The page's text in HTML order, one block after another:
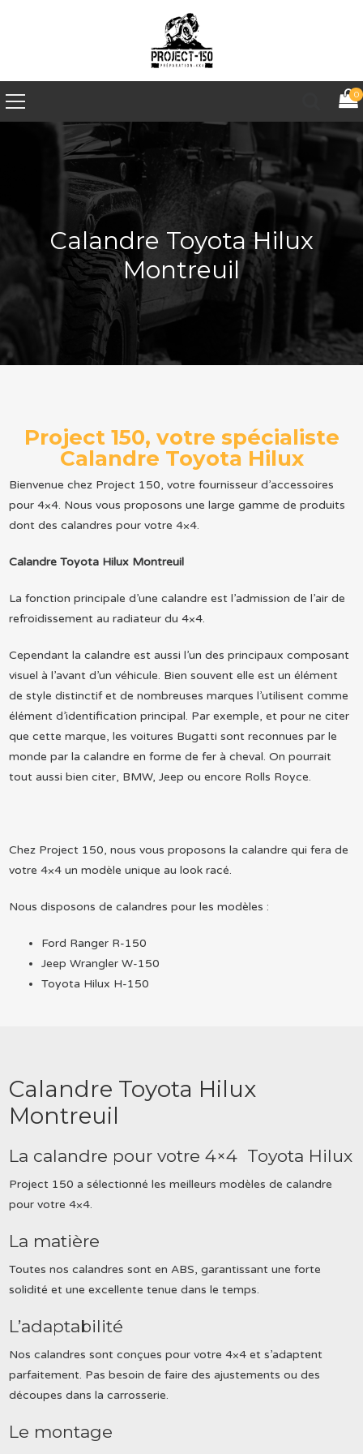
0
Calandre Toyota Hilux
Montreuil
Project 150, votre spécialiste
Calandre Toyota Hilux
Bienvenue chez Project 150, votre fournisseur d’accessoires
pour 4×4. Nous vous proposons une large gamme de produits
dont des calandres pour votre 4×4.
Calandre Toyota Hilux Montreuil
La fonction principale d’une calandre est l’admission de l’air de
refroidissement au radiateur du 4×4.
Cependant la calandre est aussi l’un des principaux composant
visuel à l’avant d’un véhicule. Bien souvent elle est un élément
de style distinctif et de nombreuses marques l’utilisent comme
élément d’identification principal. Par exemple, et pour ne citer
que cette marque, les voitures Bugatti sont reconnues par le
monde par la calandre en forme de fer à cheval. On pourrait
tout aussi bien citer, BMW, Jeep ou encore Rolls Royce.
Chez Project 150, nous vous proposons la calandre qui fera de
votre 4×4 un modèle unique au look racé.
Nous disposons de calandres pour les modèles :
Ford Ranger R-150
Jeep Wrangler W-150
Toyota Hilux H-150
Calandre Toyota Hilux
Montreuil
La calandre pour votre 4×4 Toyota Hilux
Project 150 a sélectionné les meilleurs modèles de calandre
pour votre 4×4.
La matière
Toutes nos calandres sont en ABS, garantissant une forte
solidité et une excellente tenue dans le temps.
L’adaptabilité
Nos calandres sont conçues pour votre 4×4 et s’adaptent
parfaitement. Pas besoin de faire des ajustements ou des
découpes dans la carrosserie.
Le montage